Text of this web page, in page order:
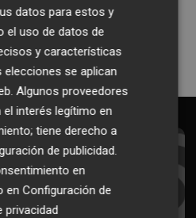
suscribirme
al Boletín
hora en tu email
datos para estos y
el uso de datos de
y características
elecciones se aplican
Algunos proveedores
el interés legítimo en
tiene derecho a
de publicidad
en
enConfiguración de
privacidad